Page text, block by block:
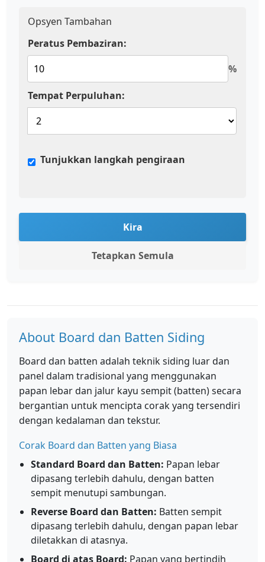
Opsyen Tambahan
Peratus Pembaziran:
%
Tempat Perpuluhan:
Tunjukkan langkah pengiraan
Kira
Tetapkan Semula
About Board dan Batten Siding
Board dan batten adalah teknik siding luar dan
panel dalam tradisional yang menggunakan
papan lebar dan jalur kayu sempit (batten) secara
bergantian untuk mencipta corak yang tersendiri
dengan kedalaman dan tekstur.
Corak Board dan Batten yang Biasa
Standard Board dan Batten: Papan lebar
dipasang terlebih dahulu, dengan batten
sempit menutupi sambungan.
Reverse Board dan Batten: Batten sempit
dipasang terlebih dahulu, dengan papan lebar
diletakkan di atasnya.
Board di atas Board: Papan yang bertindih